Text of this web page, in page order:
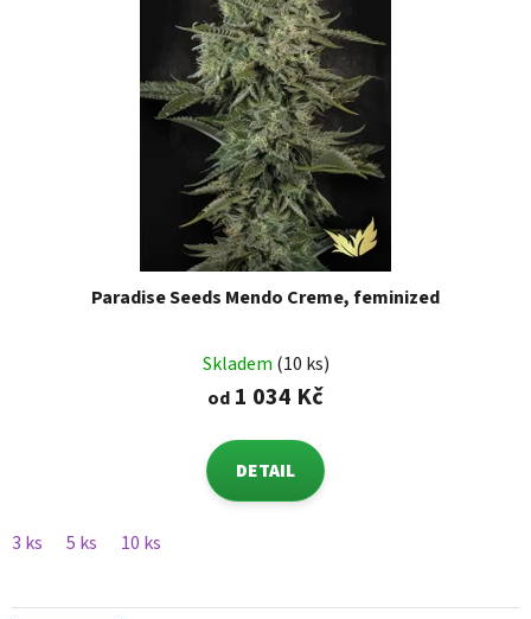
Paradise Seeds Mendo Creme, feminized
Skladem (10 ks)
od 1 034 Kč
DETAIL
3 ks 5 ks 10 ks